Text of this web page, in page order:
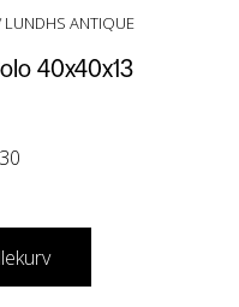
ANTIQUE
40x40x13